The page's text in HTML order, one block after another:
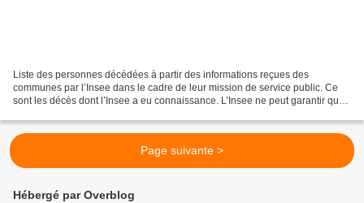
Liste des personnes décédées à partir des informations reçues des
communes par l’Insee dans le cadre de leur mission de service public. Ce
sont les décès dont l’Insee a eu connaissance. L’Insee ne peut garantir que
Page suivante >
Hébergé par Overblog